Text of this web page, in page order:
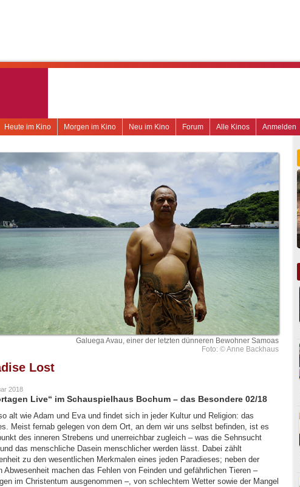
Anmelden
Alle Kinos
Forum
Neu im Kino
Morgen im Kino
Heute im Kino
Galuega Avau, einer der letzten dünneren Bewohner Samoas
Foto: © Anne Backhaus
Lost
2018
Live“ im Schauspielhaus Bochum – das Besondere 02/18
alt wie Adam und Eva und findet sich in jeder Kultur und Religion: das
Meist fernab gelegen von dem Ort, an dem wir uns selbst befinden, ist es
des inneren Strebens und unerreichbar zugleich – was die Sehnsucht
das menschliche Dasein menschlicher werden lässt. Dabei zählt
zu den wesentlichen Merkmalen eines jeden Paradieses; neben der
Abwesenheit machen das Fehlen von Feinden und gefährlichen Tieren –
im Christentum ausgenommen –, von schlechtem Wetter sowie der Mangel